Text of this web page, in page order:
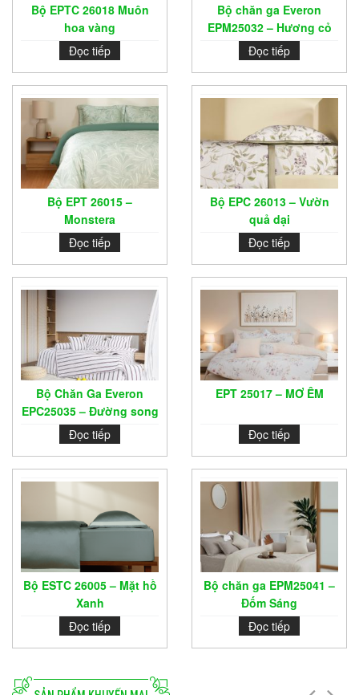
Bộ EPTC 26018 Muôn
hoa vàng
Đọc tiếp
Bộ chăn ga Everon
EPM25032 – Hương cỏ
cây
Đọc tiếp
Bộ EPT 26015 –
Monstera
Đọc tiếp
Bộ EPC 26013 – Vườn
quả dại
Đọc tiếp
Bộ Chăn Ga Everon
EPC25035 – Đường song
song
Đọc tiếp
EPT 25017 – MƠ ÊM
Đọc tiếp
Bộ ESTC 26005 – Mặt hồ
Xanh
Đọc tiếp
Bộ chăn ga EPM25041 –
Đốm Sáng
Đọc tiếp